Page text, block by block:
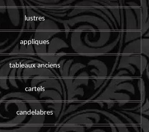
lustres
appliques
tableaux anciens
cartels
candelabres